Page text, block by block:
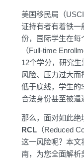
美国移民局（
证持有者有着铁一
份，国际学生在每
（Full-time
12个学分，研究
风险、压力过大
低于底线，学生的
合法身份甚至被遣
那么，面对如此绝
RCL（Reduced
这一风险呢？本文
南，为您全面解析